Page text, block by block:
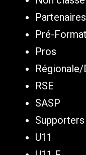
Partenaires
Pré-
Pros
RSE
SASP
Supporters
U11